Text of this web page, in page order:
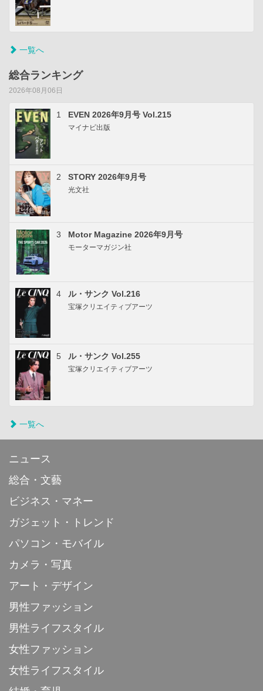
一覧へ
総合ランキング
2026年08月06日
1 EVEN 2026年9月号 Vol.215
マイナビ出版
2 STORY 2026年9月号
光文社
3 Motor Magazine 2026年9月号
モーターマガジン社
4 ル・サンク Vol.216
宝塚クリエイティブアーツ
5 ル・サンク Vol.255
宝塚クリエイティブアーツ
一覧へ
ニュース
総合・文藝
ビジネス・マネー
ガジェット・トレンド
パソコン・モバイル
カメラ・写真
アート・デザイン
男性ファッション
男性ライフスタイル
女性ファッション
女性ライフスタイル